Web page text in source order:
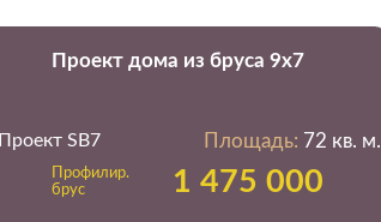
Проект дома из бруса 9х7
Проект SB7 Площадь: 72 кв. м.
Профилир.
брус
1 475 000